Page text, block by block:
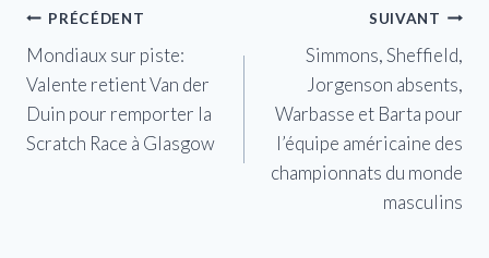
Navigation
de
l’article
PRÉCÉDENT
Mondiaux sur piste:
Valente retient Van der
Duin pour remporter la
Scratch Race à Glasgow
SUIVANT
Simmons, Sheffield,
Jorgenson absents,
Warbasse et Barta pour
l’équipe américaine des
championnats du monde
masculins